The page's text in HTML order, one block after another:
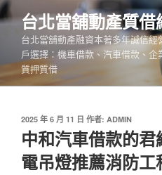
跳
至
內
台北當舖動產質借
台北當舖動產融資本著多年誠信
戶選擇：機車借款、汽車借款、企
質押質借
發
於
2025 年 6 月 11 日 作者: ADMIN
中和汽車借款的
電吊燈推薦消防工